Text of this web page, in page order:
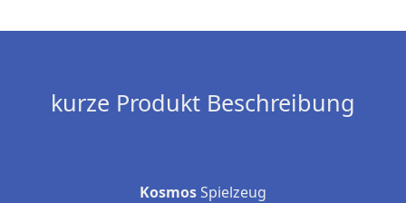
kurze Produkt Beschreibung
KosmosSpielzeug